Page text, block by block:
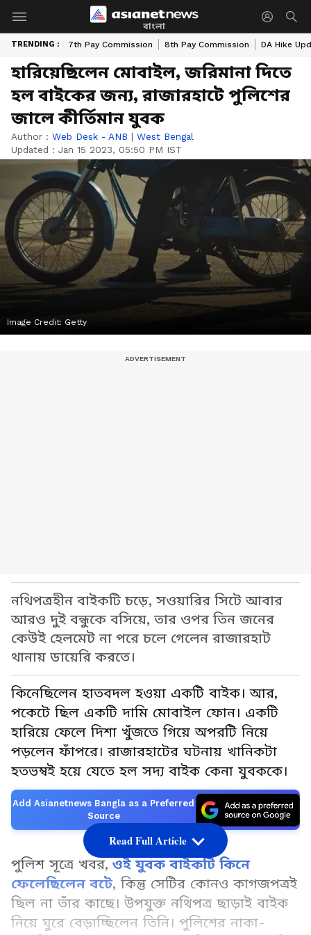
বাংলা
TRENDING : 7th Pay Commission 8th Pay Commission DA Hike
হারিয়েছিলেন মোবাইল, জরিমানা দিতে
হল বাইকের জন্য, রাজারহাটে পুলিশের
জালে কীর্তিমান যুবক
Author : Web Desk - ANB | West Bengal
Updated : Jan 15 2023, 05:50 PM IST
Image Credit: Getty
নথিপত্রহীন বাইকটি চড়ে, সওয়ারির সিটে আবার
আরও দুই বন্ধুকে বসিয়ে, তার ওপর তিন জনের
কেউই হেলমেট না পরে চলে গেলেন রাজারহাট
থানায় ডায়েরি করতে।
কিনেছিলেন হাতবদল হওয়া একটি বাইক। আর,
পকেটে ছিল একটি দামি মোবাইল ফোন। একটি
হারিয়ে ফেলে দিশা খুঁজতে গিয়ে অপরটি নিয়ে
পড়লেন ফাঁপরে। রাজারহাটের ঘটনায় খানিকটা
হতভম্বই হয়ে যেতে হল সদ্য বাইক কেনা যুবককে।
Add Asianetnews Bangla as a Preferred
Source
পুলিশ সূত্রে খবর, ওই যুবক বাইকটি কিনে
ফেলেছিলেন বটে, কিন্তু সেটির কোনও কাগজপত্রই
ছিল না তাঁর কাছে। উপযুক্ত নথিপত্র ছাড়াই বাইক
নিয়ে ঘুরে বেড়াচ্ছিলেন তিনি। পুলিশের নাকা-
Read Full Article